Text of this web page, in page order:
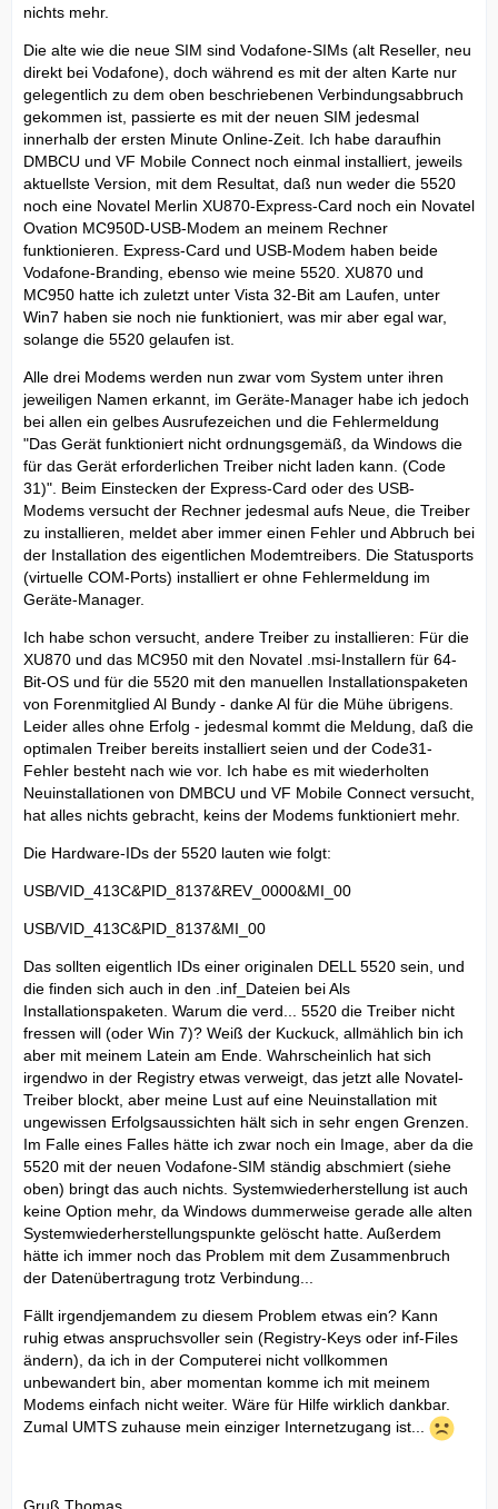
nichts mehr.
Die alte wie die neue SIM sind Vodafone-SIMs (alt Reseller, neu
direkt bei Vodafone), doch während es mit der alten Karte nur
gelegentlich zu dem oben beschriebenen Verbindungsabbruch
gekommen ist, passierte es mit der neuen SIM jedesmal
innerhalb der ersten Minute Online-Zeit. Ich habe daraufhin
DMBCU und VF Mobile Connect noch einmal installiert, jeweils
aktuellste Version, mit dem Resultat, daß nun weder die 5520
noch eine Novatel Merlin XU870-Express-Card noch ein Novatel
Ovation MC950D-USB-Modem an meinem Rechner
funktionieren. Express-Card und USB-Modem haben beide
Vodafone-Branding, ebenso wie meine 5520. XU870 und
MC950 hatte ich zuletzt unter Vista 32-Bit am Laufen, unter
Win7 haben sie noch nie funktioniert, was mir aber egal war,
solange die 5520 gelaufen ist.
Alle drei Modems werden nun zwar vom System unter ihren
jeweiligen Namen erkannt, im Geräte-Manager habe ich jedoch
bei allen ein gelbes Ausrufezeichen und die Fehlermeldung
"Das Gerät funktioniert nicht ordnungsgemäß, da Windows die
für das Gerät erforderlichen Treiber nicht laden kann. (Code
31)". Beim Einstecken der Express-Card oder des USB-
Modems versucht der Rechner jedesmal aufs Neue, die Treiber
zu installieren, meldet aber immer einen Fehler und Abbruch bei
der Installation des eigentlichen Modemtreibers. Die Statusports
(virtuelle COM-Ports) installiert er ohne Fehlermeldung im
Geräte-Manager.
Ich habe schon versucht, andere Treiber zu installieren: Für die
XU870 und das MC950 mit den Novatel .msi-Installern für 64-
Bit-OS und für die 5520 mit den manuellen Installationspaketen
von Forenmitglied Al Bundy - danke Al für die Mühe übrigens.
Leider alles ohne Erfolg - jedesmal kommt die Meldung, daß die
optimalen Treiber bereits installiert seien und der Code31-
Fehler besteht nach wie vor. Ich habe es mit wiederholten
Neuinstallationen von DMBCU und VF Mobile Connect versucht,
hat alles nichts gebracht, keins der Modems funktioniert mehr.
Die Hardware-IDs der 5520 lauten wie folgt:
USB/VID_413C&PID_8137&REV_0000&MI_00
USB/VID_413C&PID_8137&MI_00
Das sollten eigentlich IDs einer originalen DELL 5520 sein, und
die finden sich auch in den .inf_Dateien bei Als
Installationspaketen. Warum die verd... 5520 die Treiber nicht
fressen will (oder Win 7)? Weiß der Kuckuck, allmählich bin ich
aber mit meinem Latein am Ende. Wahrscheinlich hat sich
irgendwo in der Registry etwas verweigt, das jetzt alle Novatel-
Treiber blockt, aber meine Lust auf eine Neuinstallation mit
ungewissen Erfolgsaussichten hält sich in sehr engen Grenzen.
Im Falle eines Falles hätte ich zwar noch ein Image, aber da die
5520 mit der neuen Vodafone-SIM ständig abschmiert (siehe
oben) bringt das auch nichts. Systemwiederherstellung ist auch
keine Option mehr, da Windows dummerweise gerade alle alten
Systemwiederherstellungspunkte gelöscht hatte. Außerdem
hätte ich immer noch das Problem mit dem Zusammenbruch
der Datenübertragung trotz Verbindung...
Fällt irgendjemandem zu diesem Problem etwas ein? Kann
ruhig etwas anspruchsvoller sein (Registry-Keys oder inf-Files
ändern), da ich in der Computerei nicht vollkommen
unbewandert bin, aber momentan komme ich mit meinem
Modems einfach nicht weiter. Wäre für Hilfe wirklich dankbar.
Zumal UMTS zuhause mein einziger Internetzugang ist...